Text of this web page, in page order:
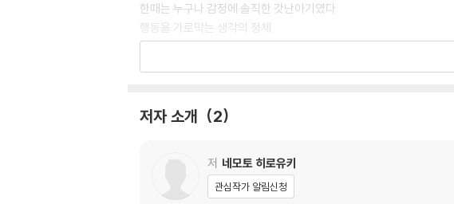
한때는 누구나 감정에 솔직한 갓난아기였다
행동을 가로막는 생각의 정체
나를 사랑하지 않은 죄
어린 내게 무슨 일이 있었던 거지? _ ‘어린 시절의 나’ 다시 보기
세상에 사소한 일은 없다
이제 부끄러워하지 않아도 괜찮아
너무 잘나서 죄송합니다
저자 소개 2
저 네모토 히로유키
관심작가 알림신청